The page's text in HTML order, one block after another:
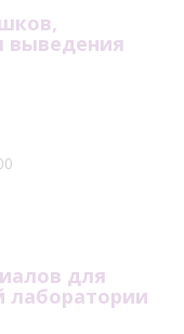
выведения
для
лаборатории